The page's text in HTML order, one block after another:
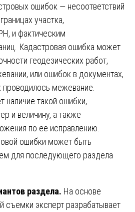
ошибок — несоответствий
участка,
и фактическим
Кадастровая ошибка может
геодезических работ,
или ошибок в документах,
проводилось межевание.
наличие такой ошибки,
и величину, а также
по ее исправлению.
ошибки может быть
для последующего раздела
раздела. На основе
съемки эксперт разрабатывает